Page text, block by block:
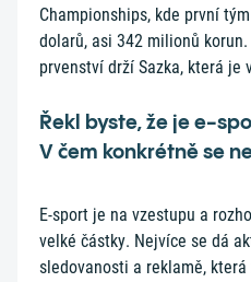
Championships, kde první
dolarů, asi 342 milionů
prvenství drží Sazka, která je
Řekl byste, že je e-
V čem konkrétně se
E-sport je na vzestupu a
velké částky. Nejvíce se dá
sledovanosti a reklamě,